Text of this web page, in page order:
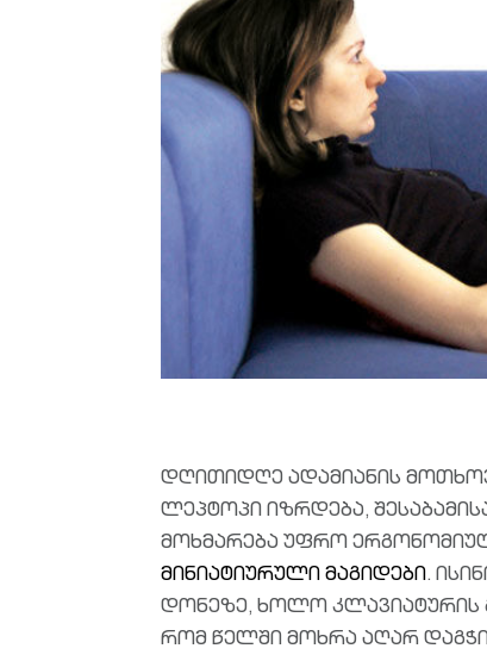
დღითიდღე ადამიანის
ლეპტოპი იზრდება,
მოხმარება უფრო
მინიატიურული მაგიდები.
დონეზე, ხოლო კლავიატურის
რომ წელში მოხრა აღარ